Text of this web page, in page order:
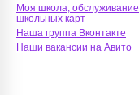
Моя школа, обслуживание
школьных карт
Наша группа Вконтакте
Наши вакансии на Авито